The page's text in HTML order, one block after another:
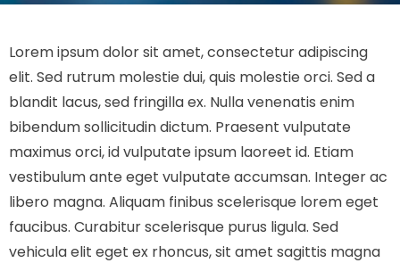
Lorem ipsum dolor sit amet, consectetur adipiscing
elit. Sed rutrum molestie dui, quis molestie orci. Sed a
blandit lacus, sed fringilla ex. Nulla venenatis enim
bibendum sollicitudin dictum. Praesent vulputate
maximus orci, id vulputate ipsum laoreet id. Etiam
vestibulum ante eget vulputate accumsan. Integer ac
libero magna. Aliquam finibus scelerisque lorem eget
faucibus. Curabitur scelerisque purus ligula. Sed
vehicula elit eget ex rhoncus, sit amet sagittis magna